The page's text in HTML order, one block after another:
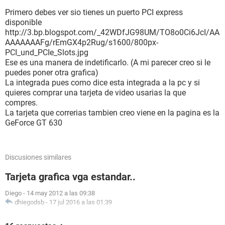
Bueno no se que mas datos técnicos generales poner mas,
pero les puedo decir que mi computadora no tiene tarjeta
gráfica, es decir el monitor prende es por que tiene una
tarjeta gráfica integrada a la tarjeta madre o a el procesador
(la verdad no se como es eso), pero es una tarjeta gráfica
muy mala, en todo caso les voy a dar los datos técnicos de
esta tarjeta gráfica:
Tarjeta gráfica:
Nombre: Intel HD Graphics Family
Memoria total aprox: 1696 MB
Modo de presentación: 1600 x 900 (32bits) (60 Hz)
Monitor: Monitor PnP genérico
Primero debes ver sio tienes un puerto PCI express
disponible
http://3.bp.blogspot.com/_42WDfJG98UM/TO8o0Ci6JcI/AA
AAAAAAAFg/rEmGX4p2Rug/s1600/800px-
PCI_und_PCIe_Slots.jpg
Ese es una manera de indetificarlo. (A mi parecer creo si le
puedes poner otra grafica)
La integrada pues como dice esta integrada a la pc y si
quieres comprar una tarjeta de video usarias la que
compres.
La tarjeta que correrias tambien creo viene en la pagina es la
GeForce GT 630
Discusiones similares
Tarjeta grafica vga estandar..
Diego - 14 may 2012 a las 09:38
dhiegodsb - 17 jul 2016 a las 01:39